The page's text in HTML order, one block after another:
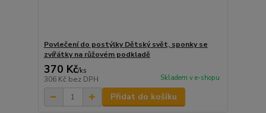
Povlečení do postýlky Dětský svět, sponky se
zvířátky na růžovém podkladě
370 Kč/ks
306 Kč bez DPH Skladem v e-shopu
Přidat do košíku